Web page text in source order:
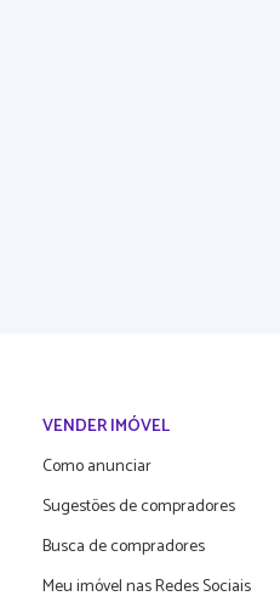
VENDER IMÓVEL
Como anunciar
Sugestões de compradores
Busca de compradores
Meu imóvel nas Redes Sociais